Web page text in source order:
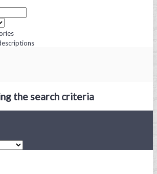
the search criteria